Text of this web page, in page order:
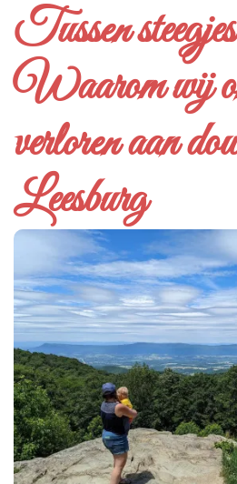
Tussen
Waarom wij
verloren aan
Leesburg